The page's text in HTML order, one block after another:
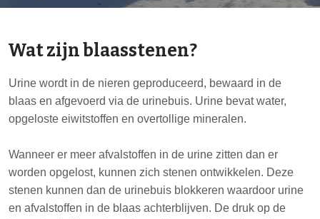
Wat zijn blaasstenen?
Urine wordt in de nieren geproduceerd, bewaard in de
blaas en afgevoerd via de urinebuis. Urine bevat water,
opgeloste eiwitstoffen en overtollige mineralen.
Wanneer er meer afvalstoffen in de urine zitten dan er
worden opgelost, kunnen zich stenen ontwikkelen. Deze
stenen kunnen dan de urinebuis blokkeren waardoor urine
en afvalstoffen in de blaas achterblijven. De druk op de